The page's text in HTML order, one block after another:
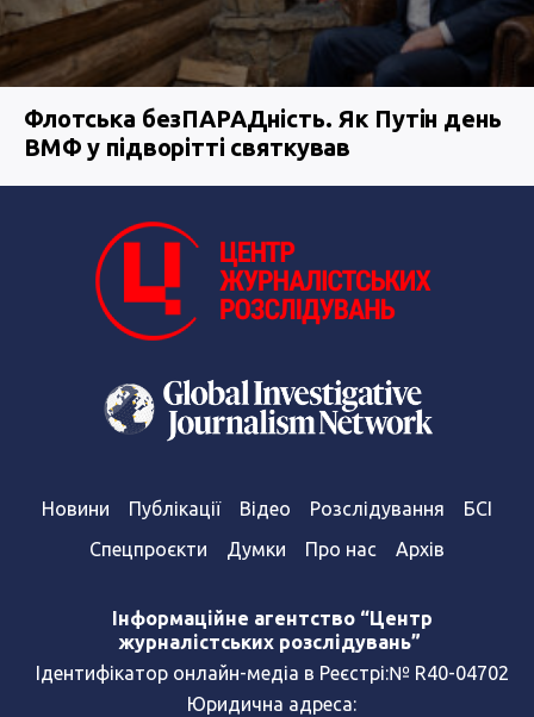
Флотська безПАРАДність. Як Путін день
ВМФ у підворітті святкував
Новини Публікації Відео Розслідування
БСІ
Спецпроєкти
Думки Про нас Архів
Інформаційне агентство “Центр
журналістських розслідувань”
Ідентифікатор онлайн-медіа в Реєстрі:№ R40-04702
Юридична адреса: